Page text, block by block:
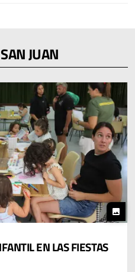
JUAN
photo
EN LAS FIESTAS